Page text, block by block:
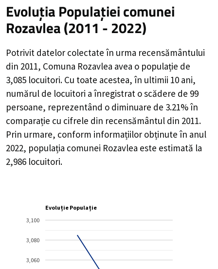
Evoluția Populației comunei
Rozavlea (2011 - 2022)
Potrivit datelor colectate în urma recensământului
din 2011, Comuna Rozavlea avea o populație de
3,085 locuitori. Cu toate acestea, în ultimii 10 ani,
numărul de locuitori a înregistrat oscădere de 99
persoane, reprezentând o diminuare de 3.21%în
comparație cu cifrele din recensământul din 2011.
Prin urmare, conform informațiilor obținute în anul
2022, populația comunei Rozavlea este estimată la
2,986 locuitori.
Evoluție Populație
3,060
3,080
3,100